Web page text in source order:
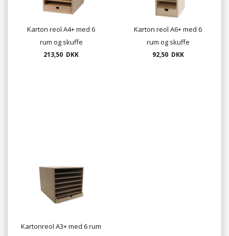
Karton reol A4+ med 6
rum og skuffe
213,50 DKK
Karton reol A6+ med 6
rum og skuffe
92,50 DKK
Kartonreol A3+ med 6 rum